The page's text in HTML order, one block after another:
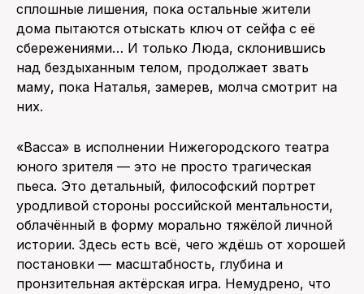
сплошные лишения, пока остальные жители
дома пытаются отыскать ключ от сейфа с её
сбережениями… И только Люда, склонившись
над бездыханным телом, продолжает звать
маму, пока Наталья, замерев, молча смотрит на
них.
«Васса» в исполнении Нижегородского театра
юного зрителя — это не просто трагическая
пьеса. Это детальный, философский портрет
уродливой стороны российской ментальности,
облачённый в форму морально тяжёлой личной
истории. Здесь есть всё, чего ждёшь от хорошей
постановки — масштабность, глубина и
пронзительная актёрская игра. Немудрено, что